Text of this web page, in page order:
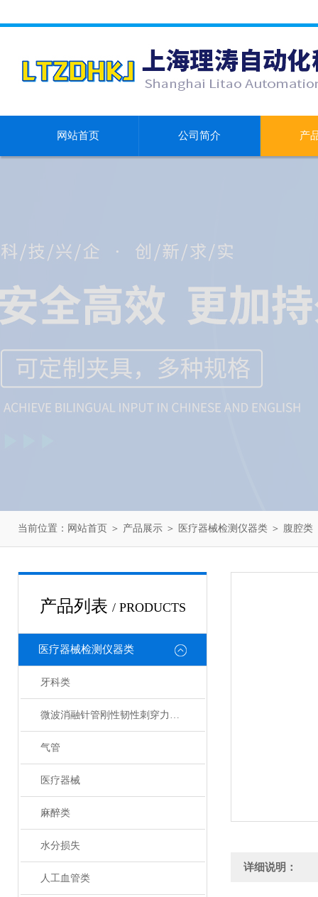
网站首页 公司简介 产
当前位置： 网站首页 ＞ 产品展示 ＞ 医疗器械检测仪器类 ＞ 腹腔类
产品列表 / PRODUCTS
医疗器械检测仪器类
牙科类
微波消融针管刚性韧性刺穿力测试仪
气管
医疗器械
麻醉类
水分损失
人工血管类
详细说明：